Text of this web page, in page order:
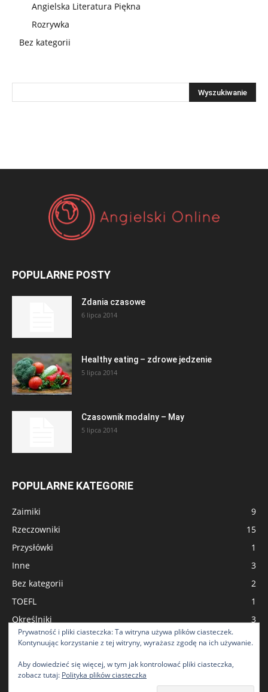
Angielska Literatura Piękna
Rozrywka
Bez kategorii
POPULARNE POSTY
Zdania czasowe
6 lipca 2014
Healthy eating – zdrowe jedzenie
5 lipca 2014
Czasownik modalny – May
5 lipca 2014
POPULARNE KATEGORIE
Zaimiki
9
Rzeczowniki
15
Przysłówki
1
Inne
3
Bez kategorii
2
TOEFL
1
Określniki
3
English in Use
Prywatność i pliki ciasteczka: Ta witryna używa plików ciasteczek.
Kontynuując korzystanie z tej witryny, wyrażasz zgodę na ich używanie.
Aby dowiedzieć się więcej, w tym jak kontrolować pliki ciasteczka,
zobacz tutaj: Polityka plików ciasteczka